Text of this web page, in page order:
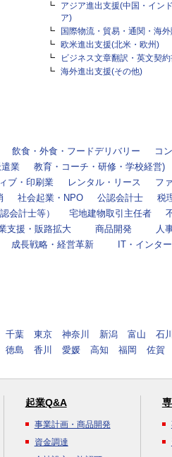
アジア進出支援(中国・イン
ア)
国際物流・貿易・通関・海
欧米進出支援(北米・欧州)
ビジネス文章翻訳・英文契
海外進出支援(その他)
飲食・外食・フードデリバリー コ
業 教育・コーチ・研修・学校経営)
ブ・印刷業 レンタル・リース フ
社会起業・NPO 公認会計士 税
会計士等） 宅地建物取引主任者
支援・販路拡大 商品開発 人
成長戦略・経営革新 IT・インタ
千葉 東京 神奈川 新潟 富山 石川
徳島 香川 愛媛 高知 福岡 佐賀
起業Q&A
事業計画・商品開発
資金調達